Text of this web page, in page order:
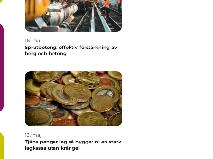
16. maj
Sprutbetong: effektiv förstärkning av
berg och betong
13. maj
Tjäna pengar lag så bygger ni en stark
lagkassa utan krångel